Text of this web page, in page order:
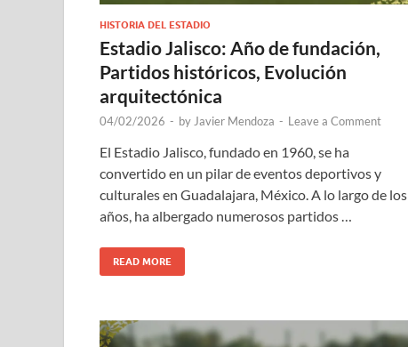
HISTORIA DEL ESTADIO
Estadio Jalisco: Año de fundación,
Partidos históricos, Evolución
arquitectónica
04/02/2026 - byJavier Mendoza - Leave a Comment
El Estadio Jalisco, fundado en 1960, se ha
convertido en un pilar de eventos deportivos y
culturales en Guadalajara, México. A lo largo de los
años, ha albergado numerosos partidos …
READ MORE